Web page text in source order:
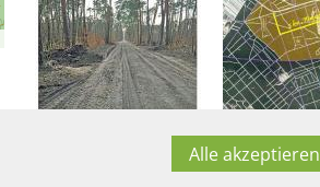
Alle akzeptieren